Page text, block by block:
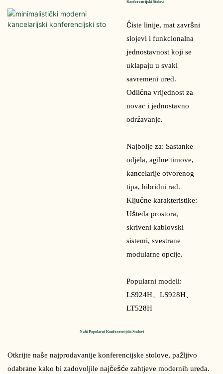
Konferencijski Stolovi
Čiste linije, mat završni
slojevi i funkcionalna
jednostavnost koji se
uklapaju u svaki
savremeni ured.
Odlična vrijednost za
novac i jednostavno
održavanje.
Najbolje za: Sastanke
odjela, agilne timove,
kancelarije otvorenog
tipa, hibridni rad.
Ključne karakteristike:
Ušteda prostora,
skriveni kablovski
sistemi, svestrane
modularne opcije.
Popularni modeli:
LS924H、 LS928H、
LT528H
Naši Popularni Konferencijski Stolovi
Otkrijte naše najprodavanije konferencijske stolove, pažljivo
odabrane kako bi zadovoljile najčešće zahtjeve modernih ureda.